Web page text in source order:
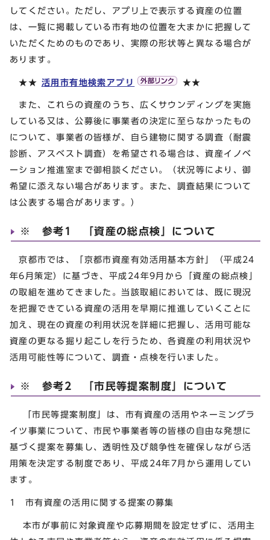
してください。ただし、アプリ上で表示する資産の位置
は、一覧に掲載している市有地の位置を大まかに把握して
いただくためのものであり、実際の形状等と異なる場合が
あります。
★★ 活用市有地検索アプリ ★★
また、これらの資産のうち、広くサウンディングを実施
している又は、公募後に事業者の決定に至らなかったもの
について、事業者の皆様が、自ら建物に関する調査（耐震
診断、アスベスト調査）を希望される場合は、資産イノベ
ーション推進室まで御相談ください。（状況等により、御
希望に添えない場合があります。また、調査結果について
は公表する場合があります。）
※ 参考1 「資産の総点検」について
京都市では、「京都市資産有効活用基本方針」（平成24
年6月策定）に基づき、平成24年9月から「資産の総点検」
の取組を進めてきました。当該取組においては、既に現況
を把握できている資産の活用を早期に推進していくことに
加え、現在の資産の利用状況を詳細に把握し、活用可能な
資産の更なる掘り起こしを行うため、各資産の利用状況や
活用可能性等について、調査・点検を行いました。
※ 参考2 「市民等提案制度」について
「市民等提案制度」は、市有資産の活用やネーミングラ
イツ事業について、市民や事業者等の皆様の自由な発想に
基づく提案を募集し、透明性及び競争性を確保しながら活
用策を決定する制度であり、平成24年7月から運用してい
ます。
1 市有資産の活用に関する提案の募集
本市が事前に対象資産や応募期間を設定せずに、活用主